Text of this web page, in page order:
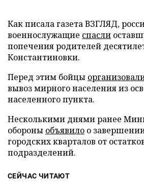
Как писала газета ВЗГЛЯД,
военнослужащие спасли
попечения родителей
Константиновки.
Перед этим бойцы
вывоз мирного населения из
населенного пункта.
Несколькими днями ранее
обороны объявило о
городских кварталов от
подразделений.
СЕЙЧАС ЧИТАЮТ